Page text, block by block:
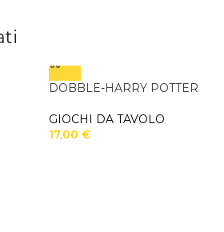
DOBBLE-HARRY POTTER
GIOCHI DA TAVOLO
17,00 €